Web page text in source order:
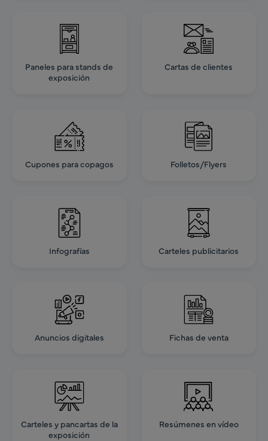
Paneles para stands de
exposición
Cartas de clientes
Cupones para copagos Folletos/Flyers
Infografías Carteles publicitarios
Anuncios digitales Fichas de venta
Carteles y pancartas de la
exposición
Resúmenes en vídeo